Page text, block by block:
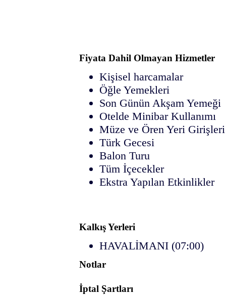
Fiyata Dahil Olmayan Hizmetler
Kişisel harcamalar
Öğle Yemekleri
Son Günün Akşam Yemeği
Otelde Minibar Kullanımı
Müze ve Ören Yeri Girişleri
Türk Gecesi
Balon Turu
Tüm İçecekler
Ekstra Yapılan Etkinlikler
Kalkış Yerleri
HAVALİMANI (07:00)
Notlar
İptal Şartları